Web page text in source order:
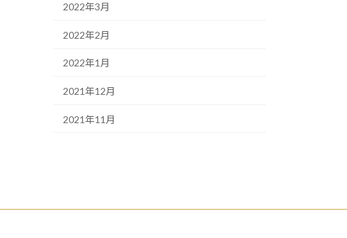
2022年3月
2022年2月
2022年1月
2021年12月
2021年11月